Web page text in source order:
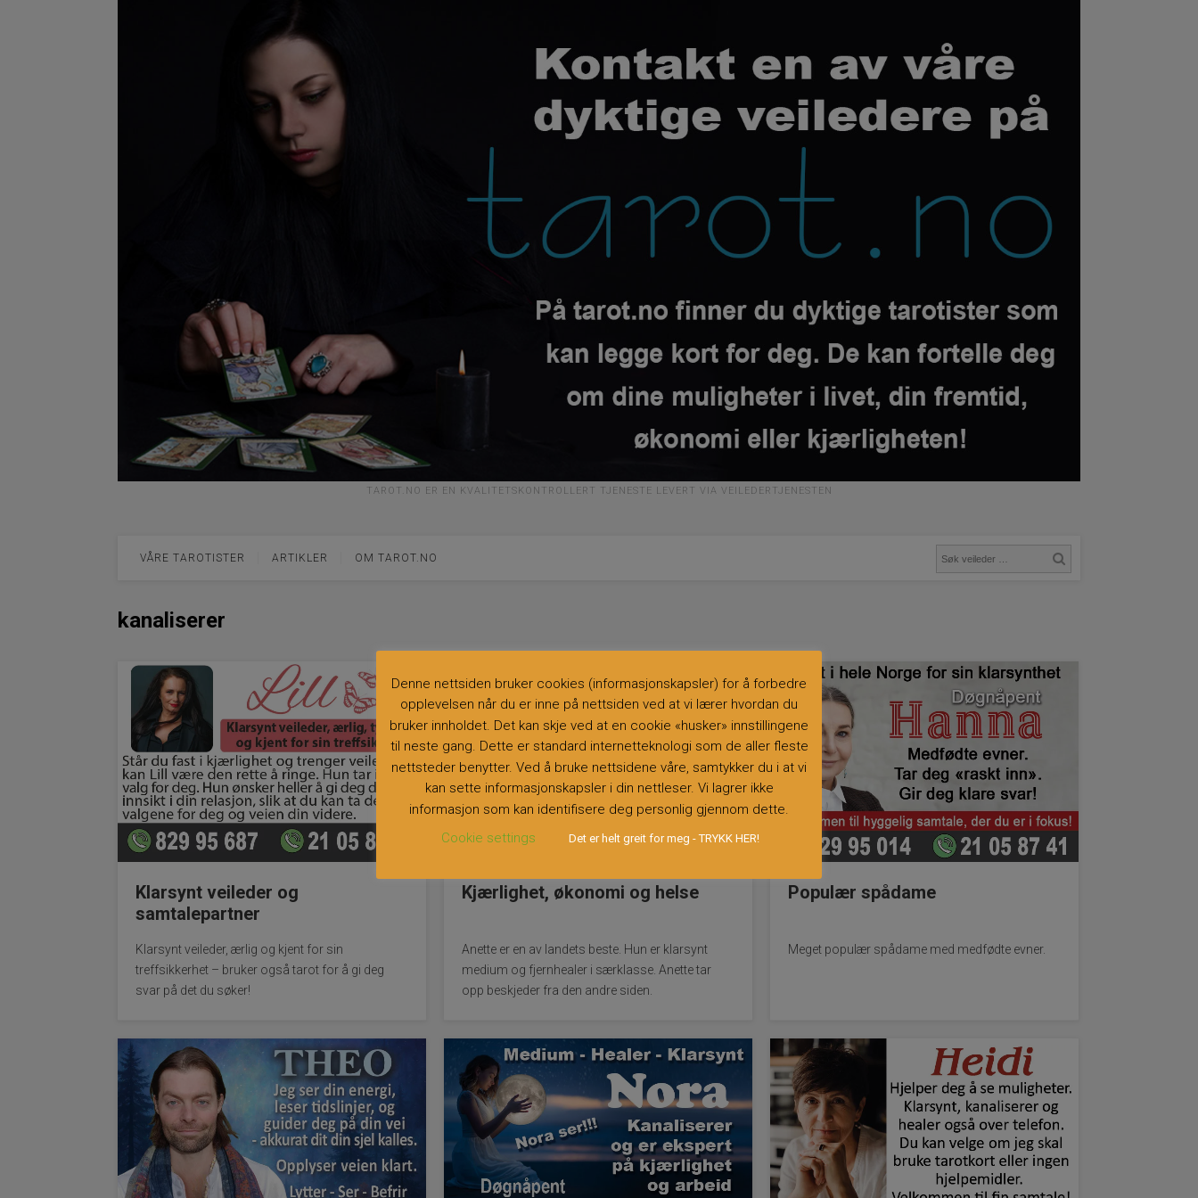
TAROT.NO ER EN KVALITETSKONTROLLERT TJENESTE LEVERT VIA VEILEDERTJENESTEN
VÅRE TAROTISTER ARTIKLER OM TAROT.NO
kanaliserer
Klarsynt veileder og
samtalepartner
Klarsynt veileder, ærlig og kjent for sin
treffsikkerhet – bruker også tarot for å gi deg
svar på det du søker!
Kjærlighet, økonomi og helse
Anette er en av landets beste. Hun er klarsynt
medium og fjernhealer i særklasse. Anette tar
opp beskjeder fra den andre siden.
Populær spådame
Meget populær spådame med medfødte evner.
Denne nettsiden bruker cookies (informasjonskapsler) for å forbedre
opplevelsen når du er inne på nettsiden ved at vi lærer hvordan du
bruker innholdet. Det kan skje ved at en cookie «husker» innstillingene
til neste gang. Dette er standard internetteknologi som de aller fleste
nettsteder benytter. Ved å bruke nettsidene våre, samtykker du i at vi
kan sette informasjonskapsler i din nettleser. Vi lagrer ikke
informasjon som kan identifisere deg personlig gjennom dette.
Cookie settings
Det er helt greit for meg - TRYKK HER!